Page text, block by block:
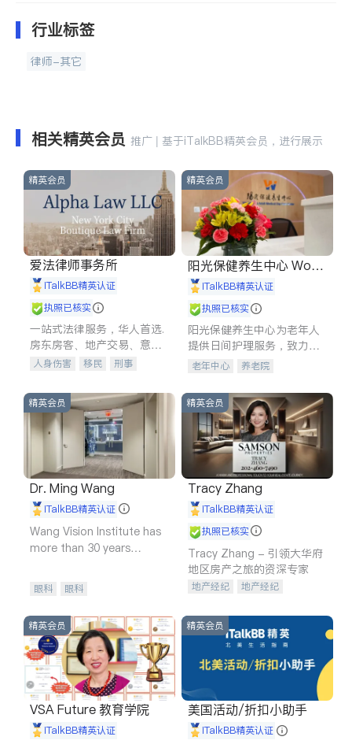
行业标签
律师-其它
相关精英会员 推广 | 基于iTalkBB精英会员，进行展示
精英会员
爱法律师事务所
iTalkBB精英认证
执照已核实
一站式法律服务，华人首选.
房东房客、地产交易、意外
伤害、车祸重伤、商业诉
建筑合同、刑事案件全包办
人身伤害 移民
刑事
信托/遗嘱
商业
商标注册
索赔
律师-其它
精英会员
阳光保健养生中心 World
shine
iTalkBB精英认证
执照已核实
阳光保健养生中心为老年人
提供日间护理服务，致力于
通过持续的护理创新来有效
老年中心 养老院
精英会员
Dr. Ming Wang
iTalkBB精英认证
Wang Vision Institute has
more than 30 years
眼科 眼科
精英会员
Tracy Zhang
iTalkBB精英认证
执照已核实
Tracy Zhang - 引领大华府
地区房产之旅的资深专家
地产经纪
地产经纪
商铺租售
精英会员
VSA Future 教育学院
iTalkBB精英认证
精英会员
美国活动/折扣小助手
iTalkBB精英认证